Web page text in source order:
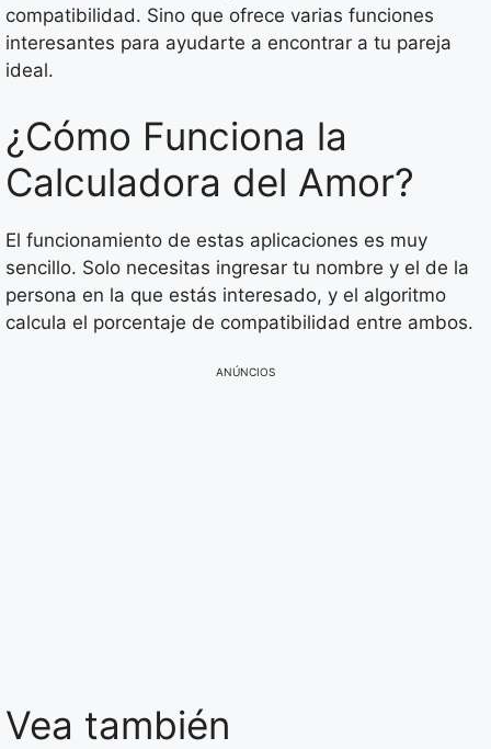
compatibilidad. Sino que ofrece varias funciones
interesantes para ayudarte a encontrar a tu pareja
ideal.
¿Cómo Funciona la
Calculadora del Amor?
El funcionamiento de estas aplicaciones es muy
sencillo. Solo necesitas ingresar tu nombre y el de la
persona en la que estás interesado, y el algoritmo
calcula el porcentaje de compatibilidad entre ambos.
ANÚNCIOS
Vea también